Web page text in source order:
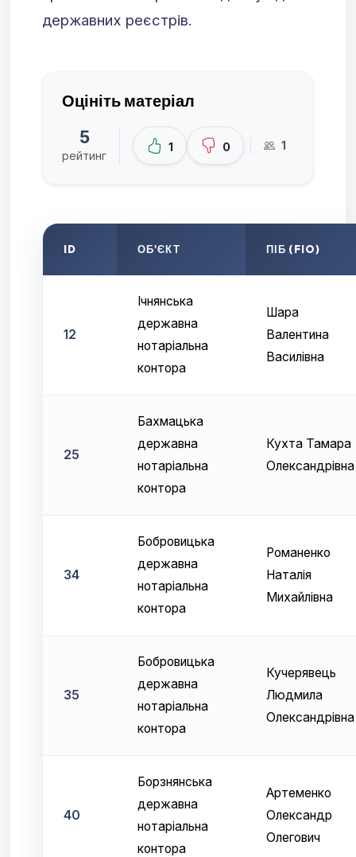
державних реєстрів.
Оцініть матеріал
5
рейтинг
1 0 1
ID ОБ'ЄКТ ПІБ (FIO)
12
Ічнянська
державна
нотаріальна
контора
Шара
Валентина
Василівна
25
Бахмацька
державна
нотаріальна
контора
Кухта Тамара
Олександрівна
34
Бобровицька
державна
нотаріальна
контора
Романенко
Наталія
Михайлівна
35
Бобровицька
державна
нотаріальна
контора
Кучерявець
Людмила
Олександрівна
40
Борзнянська
державна
нотаріальна
контора
Артеменко
Олександр
Олегович